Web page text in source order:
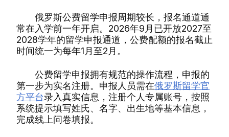
俄罗斯公费留学申报周期较长，报名通道通
常在入学前一年开启。2026年9月已开放2027至
2028学年的留学申报通道，公费配额的报名截止
时间统一为每年1月至2月。
公费留学申报拥有规范的操作流程，申报的
第一步为实名注册。申报人员需在俄罗斯留学官
方平台录入真实信息，注册个人专属账号，按照
系统提示填写姓氏、名字、出生地等基本信息，
完成线上问卷填报。